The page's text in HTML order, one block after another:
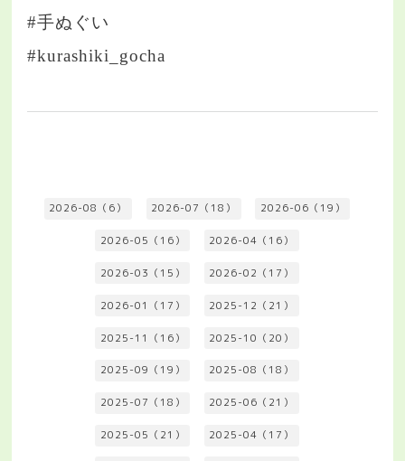
#手ぬぐい
#kurashiki_gocha
2026-08（6） 2026-07（18） 2026-06（19）
2026-05（16） 2026-04（16）
2026-03（15） 2026-02（17）
2026-01（17） 2025-12（21）
2025-11（16） 2025-10（20）
2025-09（19） 2025-08（18）
2025-07（18） 2025-06（21）
2025-05（21） 2025-04（17）